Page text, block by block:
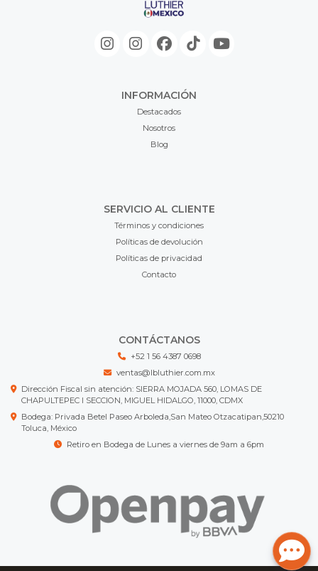
INFORMACIÓN
Destacados
Nosotros
Blog
SERVICIO AL CLIENTE
Términos y condiciones
Políticas de devolución
Políticas de privacidad
Contacto
CONTÁCTANOS
+52 1 56 4387 0698
ventas@lbluthier.com.mx
Dirección Fiscal sin atención: SIERRA MOJADA 560, LOMAS DE
CHAPULTEPEC I SECCION, MIGUEL HIDALGO, 11000, CDMX
Bodega: Privada Betel Paseo Arboleda,San Mateo Otzacatipan,50210
Toluca, México
Retiro en Bodega de Lunes a viernes de 9am a 6pm